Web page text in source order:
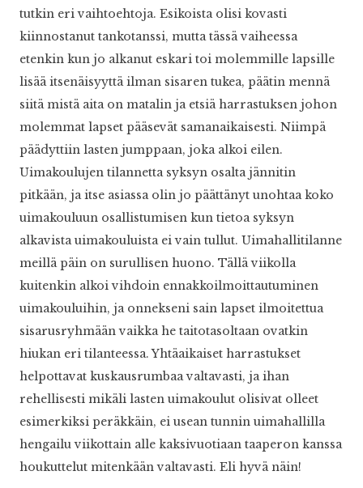
tutkin eri vaihtoehtoja. Esikoista olisi kovasti
kiinnostanut tankotanssi, mutta tässä vaiheessa
etenkin kun jo alkanut eskari toi molemmille lapsille
lisää itsenäisyyttä ilman sisaren tukea, päätin mennä
siitä mistä aita on matalin ja etsiä harrastuksen johon
molemmat lapset pääsevät samanaikaisesti. Niimpä
päädyttiin lasten jumppaan, joka alkoi eilen.
Uimakoulujen tilannetta syksyn osalta jännitin
pitkään, ja itse asiassa olin jo päättänyt unohtaa koko
uimakouluun osallistumisen kun tietoa syksyn
alkavista uimakouluista ei vain tullut. Uimahallitilanne
meillä päin on surullisen huono. Tällä viikolla
kuitenkin alkoi vihdoin ennakkoilmoittautuminen
uimakouluihin, ja onnekseni sain lapset ilmoitettua
sisarusryhmään vaikka he taitotasoltaan ovatkin
hiukan eri tilanteessa. Yhtäaikaiset harrastukset
helpottavat kuskausrumbaa valtavasti, ja ihan
rehellisesti mikäli lasten uimakoulut olisivat olleet
esimerkiksi peräkkäin, ei usean tunnin uimahallilla
hengailu viikottain alle kaksivuotiaan taaperon kanssa
houkuttelut mitenkään valtavasti. Eli hyvä näin!